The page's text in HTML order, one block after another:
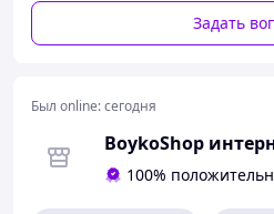
Изображение на сайте может
фактического внешнего вида
Задать
Был online:сегодня
100%